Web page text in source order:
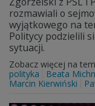
rozmawiali o
wyjątkowego na
Politycy podzielili
sytuacji.
Zobacz więcej na
polityka
Beata
Marcin Kierwiński